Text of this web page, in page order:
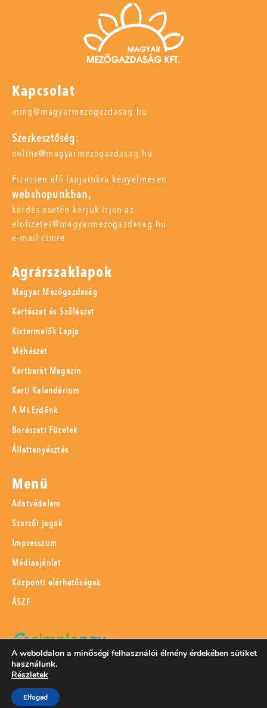
Kapcsolat
mmg@magyarmezogazdasag.hu
Szerkesztőség:
online@magyarmezogazdasag.hu
Fizessen elő lapjainkra kényelmesen
webshopunkban,
kérdés esetén kérjük írjon az
elofizetes@magyarmezogazdasag.hu
e-mail címre.
Agrárszaklapok
Magyar Mezőgazdaság
Kertészet és Szőlészet
Kistermelők Lapja
Méhészet
Kertbarát Magazin
Kerti Kalendárium
A Mi Erdőnk
Borászati Füzetek
Állattenyésztés
Menü
Adatvédelem
Szerzői jogok
Impresszum
Médiaajánlat
Központi elérhetőségek
ÁSZF
SimplePay adattovábbítási nyilatkozat
A weboldalon a minőségi felhasználói élmény érdekében sütiket
használunk.
Részletek
Elfogad